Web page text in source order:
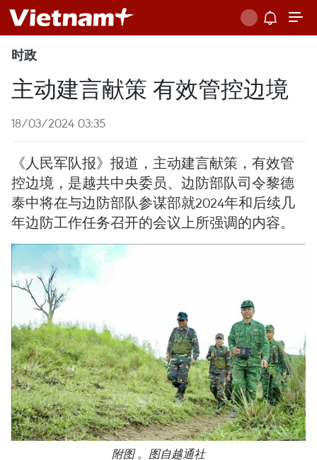
时政
主动建言献策 有效管控边境
18/03/2024 03:35
《人民军队报》报道，主动建言献策，有效管
控边境，是越共中央委员、边防部队司令黎德
泰中将在与边防部队参谋部就2024年和后续几
年边防工作任务召开的会议上所强调的内容。
附图 。图自越通社